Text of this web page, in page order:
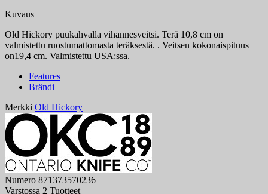
Kuvaus
Old Hickory puukahvalla vihannesveitsi. Terä 10,8 cm on
valmistettu ruostumattomasta teräksestä. . Veitsen kokonaispituus
on19,4 cm. Valmistettu USA:ssa.
Features
Brändi
Merkki Old Hickory
Numero 871373570236
Varstossa 2 Tuotteet